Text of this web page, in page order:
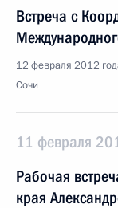
Встреча с
12 февраля 2012
Сочи
11 февраля
Рабочая
края